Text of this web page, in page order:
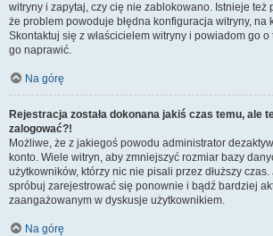
witryny i zapytaj, czy cię nie zablokowano. Istnieje też
że problem powoduje błędna konfiguracja witryny, na
Skontaktuj się z właścicielem witryny i powiadom go
go naprawić.
Na górę
Rejestracja została dokonana jakiś czas temu, ale
zalogować?!
Możliwe, że z jakiegoś powodu administrator
konto. Wiele witryn, aby zmniejszyć rozmiar bazy
użytkowników, którzy nic nie pisali przez dłuższy czas.
spróbuj zarejestrować się ponownie i bądź bardziej
zaangażowanym w dyskusje użytkownikiem.
Na górę